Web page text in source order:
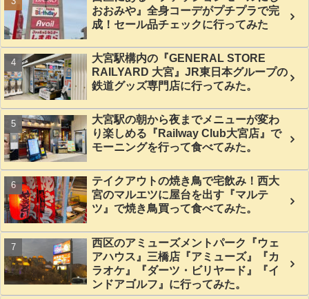
おおみや』全身コーデがプチプラで完
成！セール品チェックに行ってみた
大宮駅構内の『GENERAL STORE
RAILYARD 大宮』JR東日本グループの
鉄道グッズ専門店に行ってみた。
大宮駅の朝から夜までメニューが変わ
り楽しめる『Railway Club大宮店』で
モーニングを行って食べてみた。
テイクアウトの焼き鳥で宅飲み！西大
宮のマルエツに屋台を出す『マルテ
ツ』で焼き鳥買って食べてみた。
西区のアミューズメントパーク『ウェ
アハウス』三橋店『アミューズ』『カ
ラオケ』『ダーツ・ビリヤード』『イ
ンドアゴルフ』に行ってみた。